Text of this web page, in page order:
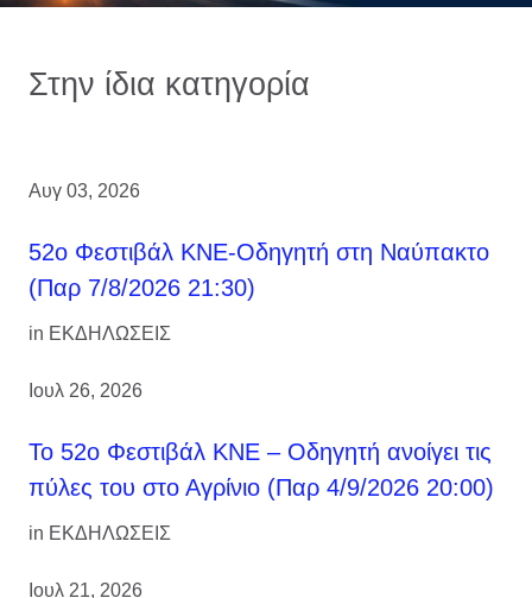
Στην ίδια κατηγορία
Αυγ 03, 2026
52ο Φεστιβάλ ΚΝΕ-Οδηγητή στη Ναύπακτο
(Παρ 7/8/2026 21:30)
in ΕΚΔΗΛΩΣΕΙΣ
Ιουλ 26, 2026
Το 52ο Φεστιβάλ ΚΝΕ – Οδηγητή ανοίγει τις
πύλες του στο Αγρίνιο (Παρ 4/9/2026 20:00)
in ΕΚΔΗΛΩΣΕΙΣ
Ιουλ 21, 2026